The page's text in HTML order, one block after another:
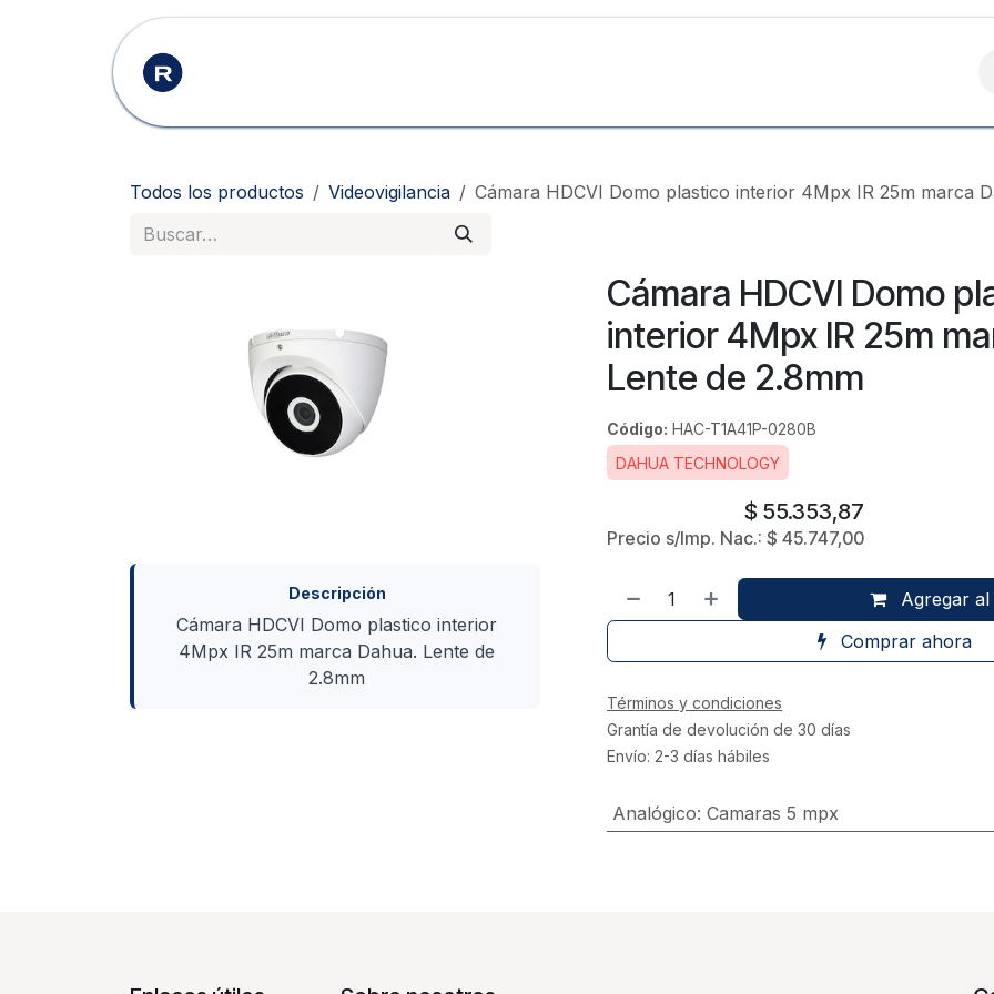
Todos los productos Videovigilancia Cámara HDCVI Domo plastico interior 4Mpx IR 25m marca
Descripción
Cámara HDCVI Domo plastico interior
4Mpx IR 25m marca Dahua. Lente de
2.8mm
Cámara HDCVI Domo
interior 4Mpx IR 25m
Lente de 2.8mm
Código: HAC-T1A41P-0280B
DAHUA TECHNOLOGY
$ 55.353,87
Precio s/Imp. Nac.: $ 45.747,00
Agregar
Comprar ahora
Términos y condiciones
Grantía de devolución de 30 días
Envío: 2-3 días hábiles
Analógico: Camaras 5 mpx